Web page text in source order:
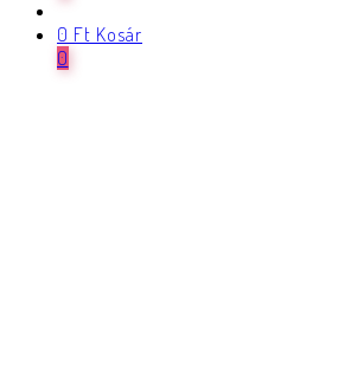
0 Ft Kosár
0